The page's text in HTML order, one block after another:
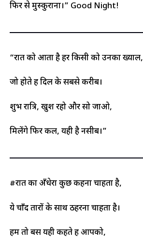
फिर से मुस्कुराना।” Good Night!
“रात को आता है हर किसी को उनका ख्याल,
जो होते हैं दिल के सबसे करीब।
शुभ रात्रि, खुश रहो और सो जाओ,
मिलेंगे फिर कल, यही है नसीब।”
#रात का अँधेरा कुछ कहना चाहता है,
ये चाँद तारों के साथ ठहरना चाहता है।
हम तो बस यही कहते हैं आपको,